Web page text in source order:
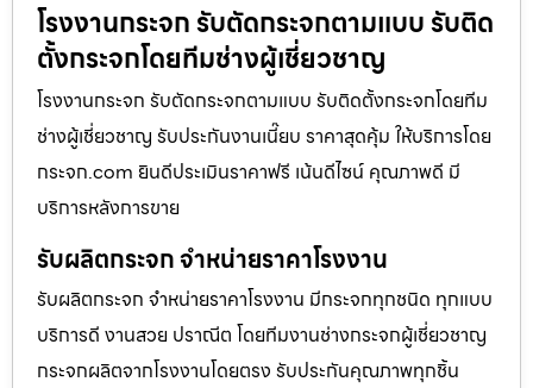
โรงงานกระจก รับตัดกระจกตามแบบ รับติด
ตั้งกระจกโดยทีมช่างผู้เชี่ยวชาญ
โรงงานกระจก รับตัดกระจกตามแบบ รับติดตั้งกระจกโดยทีม
ช่างผู้เชี่ยวชาญ รับประกันงานเนี๊ยบ ราคาสุดคุ้ม ให้บริการโดย
กระจก.com ยินดีประเมินราคาฟรี เน้นดีไซน์ คุณภาพดี มี
บริการหลังการขาย
รับผลิตกระจก จำหน่ายราคาโรงงาน
รับผลิตกระจก จำหน่ายราคาโรงงาน มีกระจกทุกชนิด ทุกแบบ
บริการดี งานสวย ปราณีต โดยทีมงานช่างกระจกผู้เชี่ยวชาญ
กระจกผลิตจากโรงงานโดยตรง รับประกันคุณภาพทุกชิ้น